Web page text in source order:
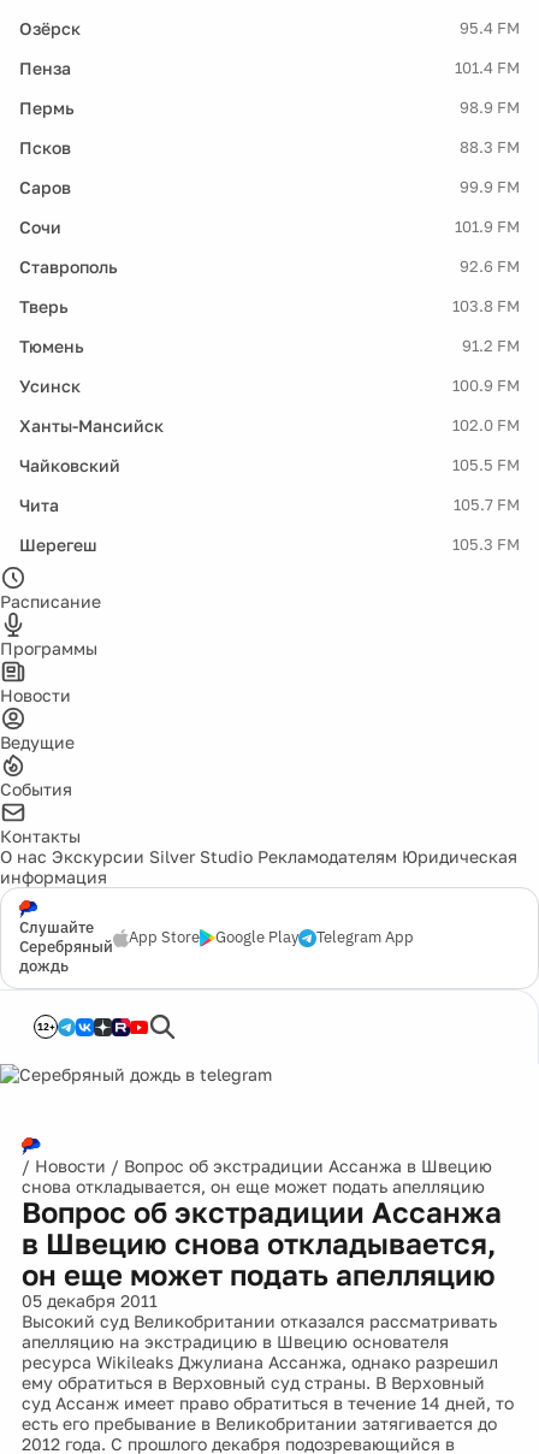
Озёрск 95.4 FM
Пенза 101.4 FM
Пермь 98.9 FM
Псков 88.3 FM
Саров 99.9 FM
Сочи 101.9 FM
Ставрополь 92.6 FM
Тверь 103.8 FM
Тюмень 91.2 FM
Усинск 100.9 FM
Ханты-Мансийск 102.0 FM
Чайковский 105.5 FM
Чита 105.7 FM
Шерегеш 105.3 FM
Расписание
Программы
Новости
Ведущие
События
Контакты
О нас Экскурсии Silver Studio Рекламодателям Юридическая
информация
Слушайте
Серебряный
дождь
App Store Google Play Telegram App
12+
/ Новости / Вопрос об экстрадиции Ассанжа в Швецию
снова откладывается, он еще может подать апелляцию
Вопрос об экстрадиции Ассанжа
в Швецию снова откладывается,
он еще может подать апелляцию
05 декабря 2011
Высокий суд Великобритании отказался рассматривать
апелляцию на экстрадицию в Швецию основателя
ресурса Wikileaks Джулиана Ассанжа, однако разрешил
ему обратиться в Верховный суд страны. В Верховный
суд Ассанж имеет право обратиться в течение 14 дней, то
есть его пребывание в Великобритании затягивается до
2012 года. С прошлого декабря подозревающийся в